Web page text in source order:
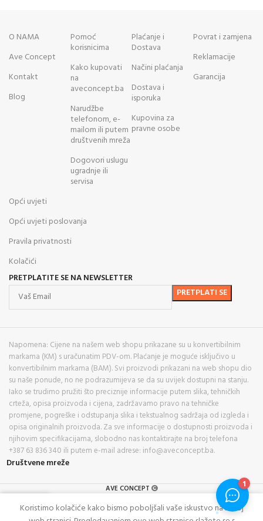
O NAMA
Ave Concept
Kontakt
Blog
Pomoć
korisnicima
Kako kupovati
na
aveconcept.ba
Narudžbe
telefonom, e-
mailom ili putem
društvenih mreža
Dogovori uslugu
ugradnje ili
servisa
Plaćanje i
Dostava
Načini plaćanja
Dostava i
isporuka
Kupovina za
pravne osobe
Povrat i zamjena
Reklamacije
Garancija
Opći uvjeti
Opći uvjeti poslovanja
Pravila privatnosti
Kolačići
PRETPLATITE SE NA NEWSLETTER
Napomena: Cijene na našem web shopu prikazane su u konvertibilnim
markama (KM) s uračunatim PDV-om. Plaćanje je moguće isključivo u
konvertibilnim markama (BAM). Svi proizvodi prikazani na web shopu dio
su naše ponude, no ne podrazumijeva se da su uvijek dostupni na stanju.
Iako se trudimo pružiti što preciznije informacije putem slika, tehničkih
crteža, opisa proizvoda i cijena, zadržavamo pravo na tehničke
promjene, pogreške i odstupanja slika i tekstualnog sadržaja od izgleda i
opisa originalnih proizvoda. Za sve informacije o dostupnosti proizvoda i
njihovim specifikacijama, slobodno nas kontaktirajte na broj telefona
+387 63 836 340 ili putem e-mail adrese: info@aveconcept.ba.
Društvene mreže
AVE CONCEPT
Koristimo kolačiće kako bismo poboljšali vaše iskustvo na našoj
Lista željaKošarica